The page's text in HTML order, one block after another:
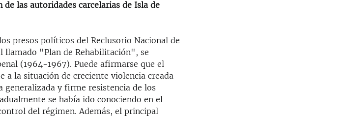
las autoridades carcelarias de Isla de
presos políticos del Reclusorio Nacional de
llamado "Plan de Rehabilitación", se
(1964-1967). Puede afirmarse que el
a la situación de creciente violencia creada
y firme resistencia de los
se había ido conociendo en el
del régimen. Además, el principal